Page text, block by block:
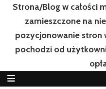
Strona/Blog w całości
zamieszczone na
pozycjonowanie stron
pochodzi od